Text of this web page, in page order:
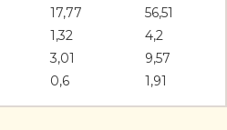
17,77
1,32
3,01
0,6
56,51
4,2
9,57
1,91